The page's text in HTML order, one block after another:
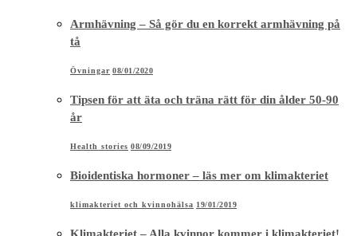
Armhävning – Så gör du en korrekt armhävning på
tå
Övningar 08/01/2020
Tipsen för att äta och träna rätt för din ålder 50-90
år
Health stories 08/09/2019
Bioidentiska hormoner – läs mer om klimakteriet
klimakteriet och kvinnohälsa 19/01/2019
Klimakteriet – Alla kvinnor kommer i klimakteriet!